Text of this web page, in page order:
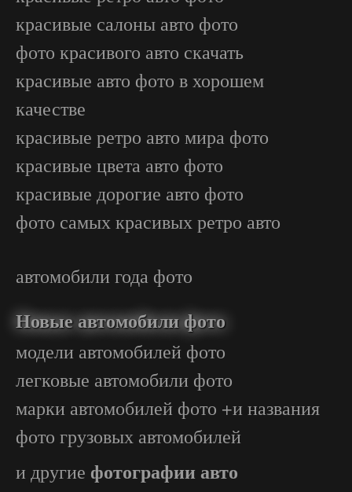
красивые салоны авто фото
фото красивого авто скачать
красивые авто фото в хорошем
качестве
красивые ретро авто мира фото
красивые цвета авто фото
красивые дорогие авто фото
фото самых красивых ретро авто
автомобили года фото
Новые автомобили фото
модели автомобилей фото
легковые автомобили фото
марки автомобилей фото +и названия
фото грузовых автомобилей
и другие фотографии авто